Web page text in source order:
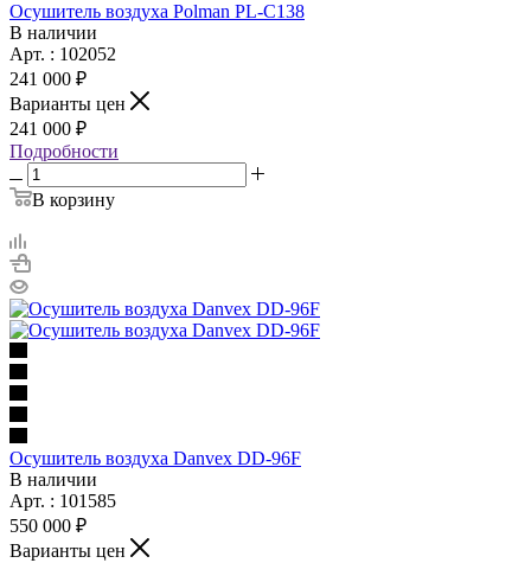
Осушитель воздуха Polman PL-C138
В наличии
Арт. : 102052
241 000 ₽
Варианты цен
241 000 ₽
Подробности
В корзину
Осушитель воздуха Danvex DD-96F
В наличии
Арт. : 101585
550 000 ₽
Варианты цен